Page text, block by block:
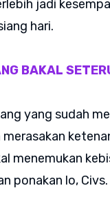
jadi
hari.
BAKAL
yang sudah
menemukan
ponakan lo, Civs.